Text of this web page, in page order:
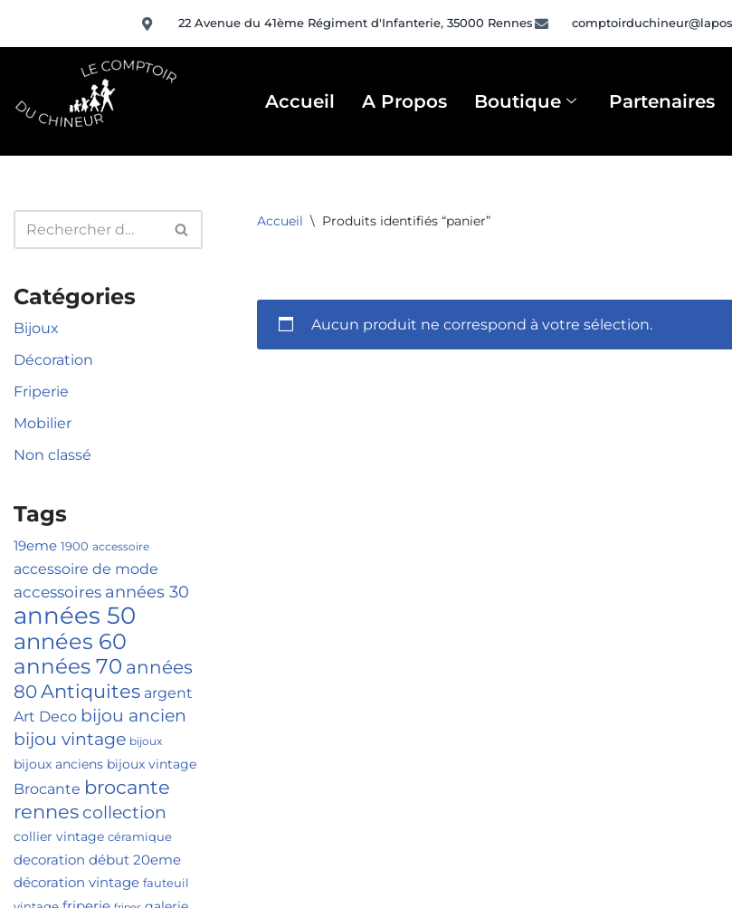
Aller
22 Avenue du 41ème Régiment d'Infanterie, 35000 Rennes
Accueil A Propos Boutique Partenaires
Catégories
Bijoux
Décoration
Friperie
Mobilier
Non classé
Tags
19eme 1900 accessoire
accessoire de mode
accessoires années 30
années 50
années 60
années 70 années
80Antiquites argent
Art Deco bijou ancien
bijou vintage bijoux
bijoux anciens bijoux vintage
Brocante brocante
rennes collection
collier vintage céramique
decoration début 20eme
décoration vintage fauteuil
Accueil \ Produits identifiés “panier”
Aucun produit ne correspond à votre sélection.